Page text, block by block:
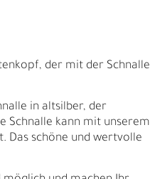
D
der mit der Schnalle
in altsilber, der
Schnalle kann mit unserem
Das schöne und wertvolle